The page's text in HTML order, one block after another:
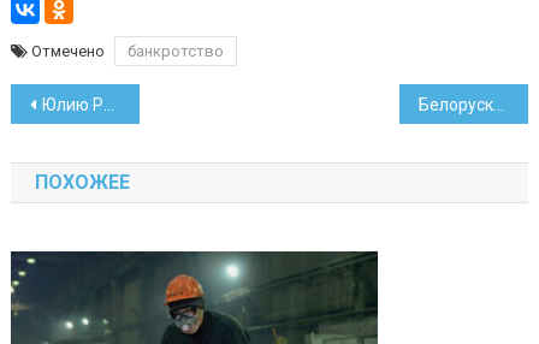
Отмечено банкротство
Навигация
по
записям
Юлию Раскину признали в Германии тренером года Белоруска снялась в цикле роликов о красотах Китая
ПОХОЖЕЕ